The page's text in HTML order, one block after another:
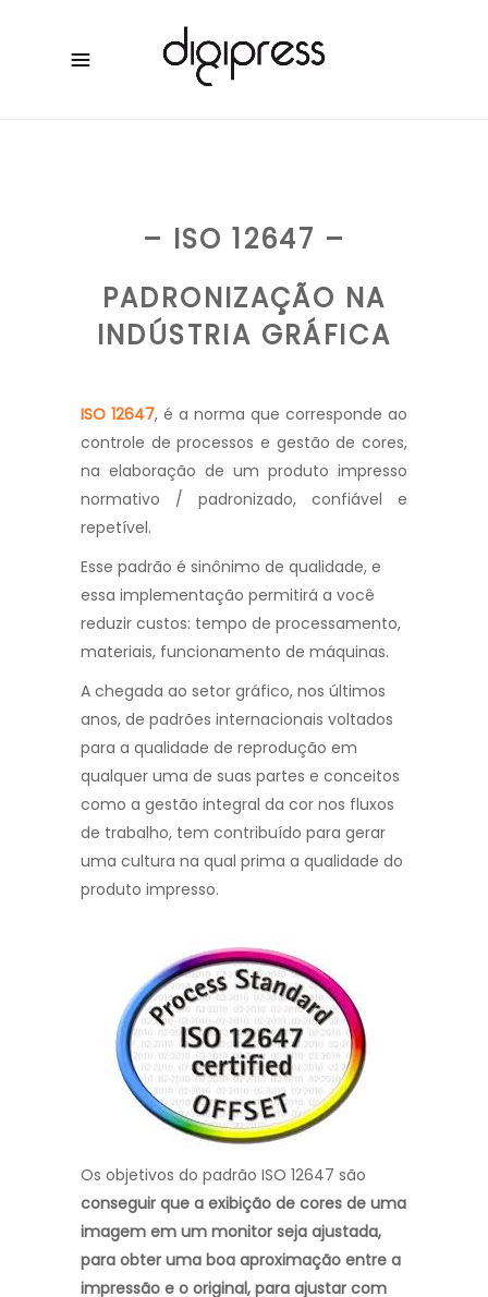
– ISO 12647 –
PADRONIZAÇÃO NA
INDÚSTRIA GRÁFICA
ISO 12647, é a norma que corresponde ao
controle de processos e gestão de cores,
na elaboração de um produto impresso
normativo / padronizado, confiável e
repetível.
Esse padrão é sinônimo de qualidade, e
essa implementação permitirá a você
reduzir custos: tempo de processamento,
materiais, funcionamento de máquinas.
A chegada ao setor gráfico, nos últimos
anos, de padrões internacionais voltados
para a qualidade de reprodução em
qualquer uma de suas partes e conceitos
como a gestão integral da cor nos fluxos
de trabalho, tem contribuído para gerar
uma cultura na qual prima a qualidade do
produto impresso.
Os objetivos do padrão ISO 12647 são
conseguir que a exibição de cores de uma
imagem em um monitor seja ajustada,
para obter uma boa aproximação entre a
impressão e o original, para ajustar com